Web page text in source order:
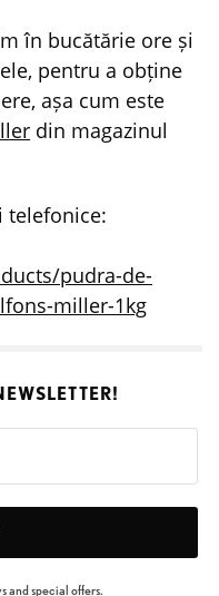
în bucătărie ore și
pentru a obține
așa cum este
din magazinul
telefonice:
pudra-de-
miller-1kg
and special offers.